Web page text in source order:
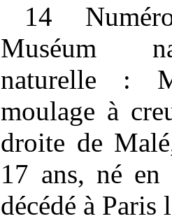
14
Muséum
naturelle :
moulage à
droite de
17 ans, né en
décédé à